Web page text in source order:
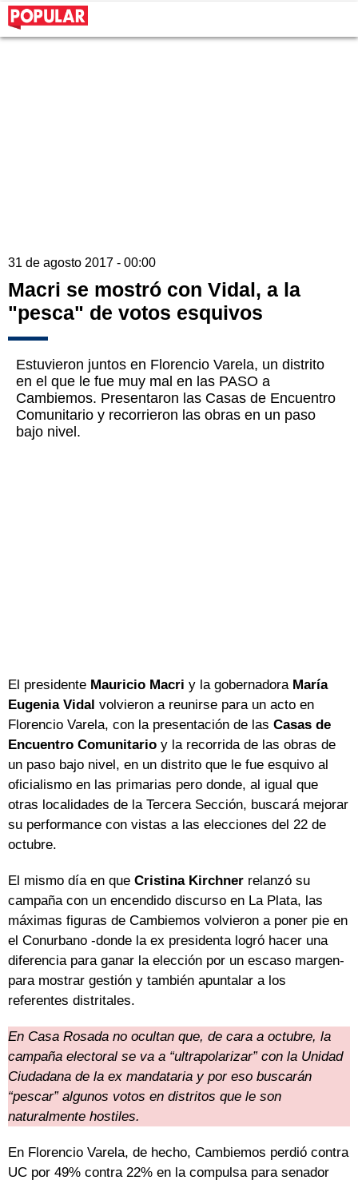
31 de agosto 2017 - 00:00
Macri se mostró con Vidal, a la
"pesca" de votos esquivos
Estuvieron juntos en Florencio Varela, un distrito
en el que le fue muy mal en las PASO a
Cambiemos. Presentaron las Casas de Encuentro
Comunitario y recorrieron las obras en un paso
bajo nivel.
El presidente Mauricio Macri y la gobernadoraMaría
Eugenia Vidal volvieron a reunirse para un acto en
Florencio Varela, con la presentación de las Casas de
Encuentro Comunitario y la recorrida de las obras de
un paso bajo nivel, en un distrito que le fue esquivo al
oficialismo en las primarias pero donde, al igual que
otras localidades de la Tercera Sección, buscará mejorar
su performance con vistas a las elecciones del 22 de
octubre.
El mismo día en que Cristina Kirchner relanzó su
campaña con un encendido discurso en La Plata, las
máximas figuras de Cambiemos volvieron a poner pie en
el Conurbano -donde la ex presidenta logró hacer una
diferencia para ganar la elección por un escaso margen-
para mostrar gestión y también apuntalar a los
referentes distritales.
En Casa Rosada no ocultan que, de cara a octubre, la
campaña electoral se va a “ultrapolarizar” con la Unidad
Ciudadana de la ex mandataria y por eso buscarán
“pescar” algunos votos en distritos que le son
naturalmente hostiles.
En Florencio Varela, de hecho, Cambiemos perdió contra
UC por 49% contra 22% en la compulsa para senador